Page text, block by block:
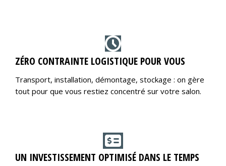
ZÉRO CONTRAINTE LOGISTIQUE POUR VOUS
Transport, installation, démontage, stockage : on gère
tout pour que vous restiez concentré sur votre salon.
UN INVESTISSEMENT OPTIMISÉ DANS LE TEMPS